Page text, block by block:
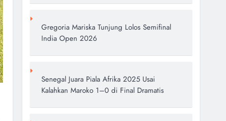
Gregoria Mariska Tunjung Lolos Semifinal
India Open 2026
Senegal Juara Piala Afrika 2025 Usai
Kalahkan Maroko 1–0 di Final Dramatis